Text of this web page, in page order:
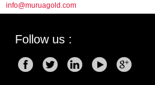
info@muruagold.com
Follow us :